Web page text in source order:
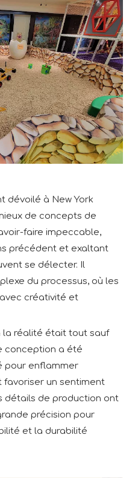
dévoilé à New York
de concepts de
faire impeccable,
précédent et exaltant
se délecter. Il
du processus, où les
créativité et
la réalité était tout sauf
conception a été
pour enflammer
un sentiment
détails de production ont
précision pour
et la durabilité